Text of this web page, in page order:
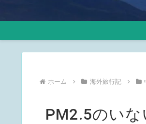
ホーム 海外旅行記
PM2.5のい